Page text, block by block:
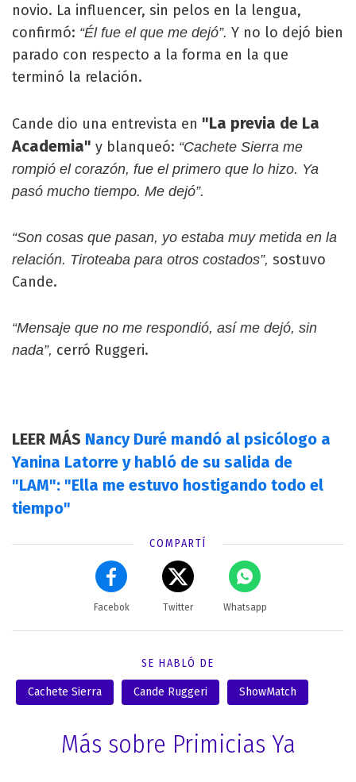
novio. La influencer, sin pelos en la lengua,
confirmó: “Él fue el que me dejó”. Y no lo dejó bien
parado con respecto a la forma en la que
terminó la relación.
Cande dio una entrevista en "La previa de La
Academia" y blanqueó: “Cachete Sierra me
rompió el corazón, fue el primero que lo hizo. Ya
pasó mucho tiempo. Me dejó”.
“Son cosas que pasan, yo estaba muy metida en la
relación. Tiroteaba para otros costados”, sostuvo
Cande.
“Mensaje que no me respondió, así me dejó, sin
nada”, cerró Ruggeri.
LEER MÁS Nancy Duré mandó al psicólogo a
Yanina Latorre y habló de su salida de
"LAM": "Ella me estuvo hostigando todo el
tiempo"
COMPARTÍ
Facebok Twitter Whatsapp
SE HABLÓ DE
Cachete Sierra Cande Ruggeri ShowMatch
Más sobre Primicias Ya